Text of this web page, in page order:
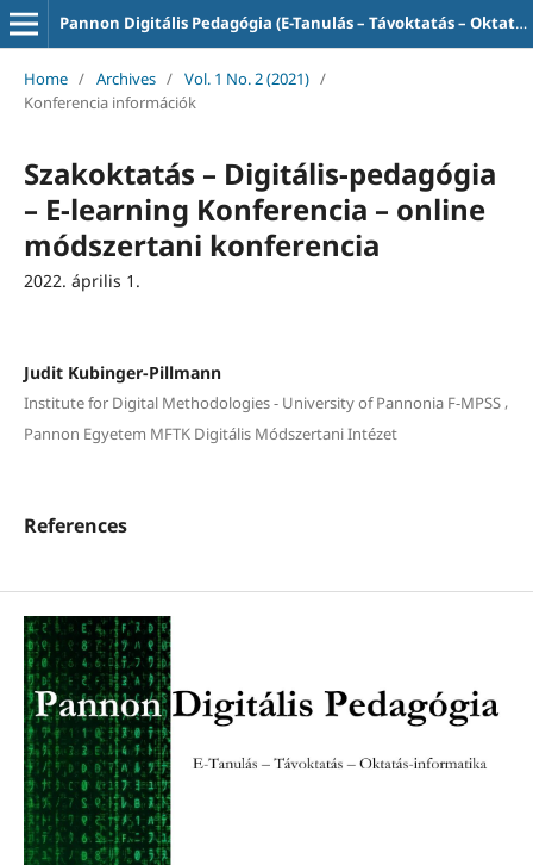
Pannon Digitális Pedagógia (E-Tanulás – Távoktatás – Oktatás-informatika)
Home / Archives / Vol. 1 No. 2 (2021) /
Konferencia információk
Szakoktatás – Digitális-pedagógia
– E-learning Konferencia – online
módszertani konferencia
2022. április 1.
Judit Kubinger-Pillmann
Institute for Digital Methodologies - University of Pannonia F-MPSS,
Pannon Egyetem MFTK Digitális Módszertani Intézet
References